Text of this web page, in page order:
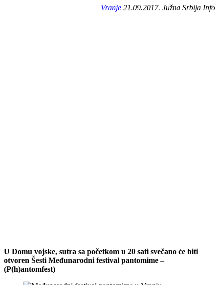
Vranje 21.09.2017. Južna Srbija Info
U Domu vojske, sutra sa početkom u 20 sati svečano će biti
otvoren Šesti Međunarodni festival pantomime –
(P(h)antomfest)